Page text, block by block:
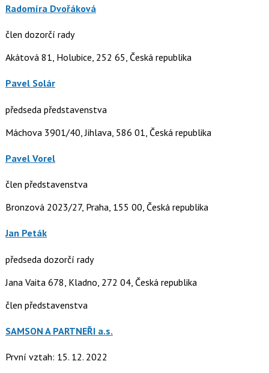
Radomíra Dvořáková
člen dozorčí rady
Akátová 81, Holubice, 252 65, Česká republika
Pavel Solár
předseda představenstva
Máchova 3901/40, Jihlava, 586 01, Česká republika
Pavel Vorel
člen představenstva
Bronzová 2023/27, Praha, 155 00, Česká republika
Jan Peták
předseda dozorčí rady
Jana Vaita 678, Kladno, 272 04, Česká republika
člen představenstva
SAMSON A PARTNEŘI a.s.
První vztah: 15. 12. 2022